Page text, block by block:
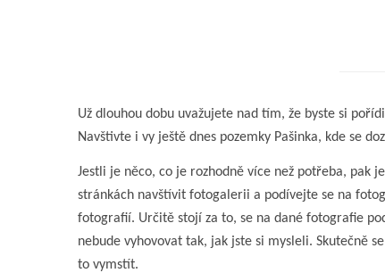
Už dlouhou dobu uvažujete nad tím, že byste si
Navštivte i vy ještě dnes pozemky Pašinka, kde se
Jestli je něco, co je rozhodně více než potřeba, pak
stránkách navštívit fotogalerii a podívejte se na
fotografií. Určitě stojí za to, se na dané fotografie
nebude vyhovovat tak, jak jste si mysleli. Skutečně
to vymstít.